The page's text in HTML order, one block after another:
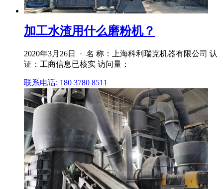
加工水渣用什么磨粉机？
2020年3月26日 · 名 称：上海科利瑞克机器有限公司 认
证：工商信息已核实 访问量：
联系电话: 180 3780 8511